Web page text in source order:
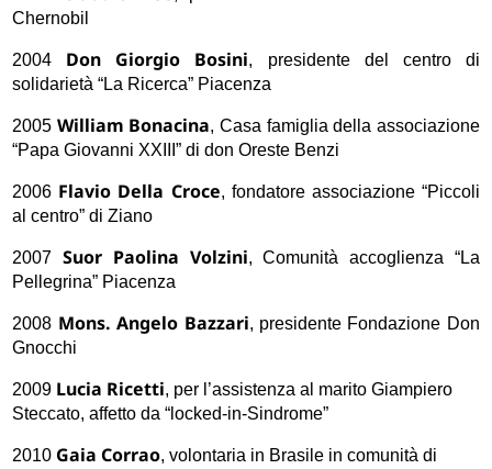
Chernobil
2004 Don Giorgio Bosini, presidente del centro di
solidarietà “La Ricerca” Piacenza
2005 William Bonacina, Casa famiglia della associazione
“Papa Giovanni XXIII” di don Oreste Benzi
2006 Flavio Della Croce, fondatore associazione “Piccoli
al centro” di Ziano
2007 Suor Paolina Volzini, Comunità accoglienza “La
Pellegrina” Piacenza
2008 Mons. Angelo Bazzari, presidente Fondazione Don
Gnocchi
2009 Lucia Ricetti, per l’assistenza al marito Giampiero
Steccato, affetto da “locked-in-Sindrome”
2010 Gaia Corrao, volontaria in Brasile in comunità di